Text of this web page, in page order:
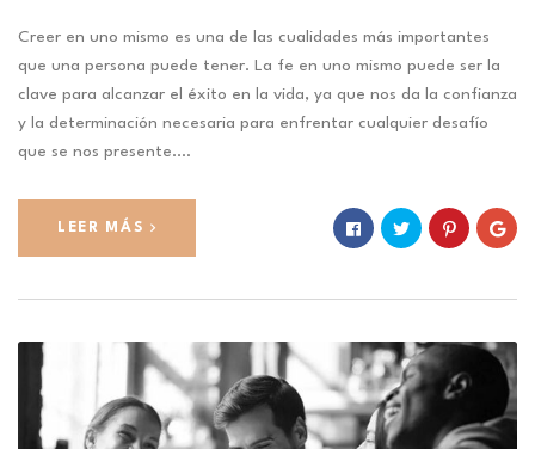
Creer en uno mismo es una de las cualidades más importantes
que una persona puede tener. La fe en uno mismo puede ser la
clave para alcanzar el éxito en la vida, ya que nos da la confianza
y la determinación necesaria para enfrentar cualquier desafío
que se nos presente.…
LEER MÁS